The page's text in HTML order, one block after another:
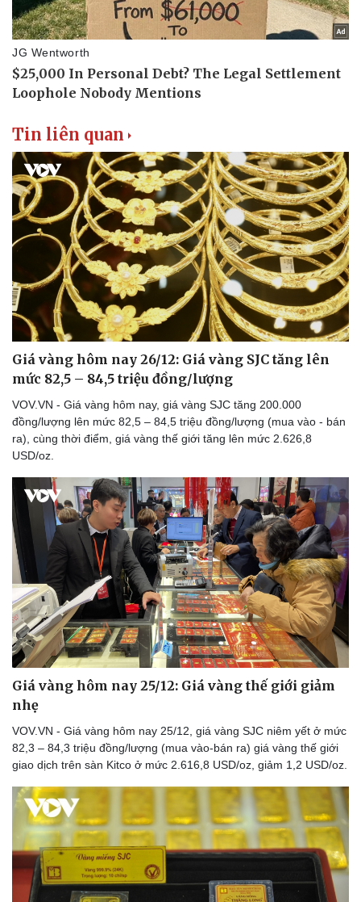
Tin liên quan
Giá vàng hôm nay 26/12: Giá vàng SJC tăng lên
mức 82,5 – 84,5 triệu đồng/lượng
VOV.VN - Giá vàng hôm nay, giá vàng SJC tăng 200.000
đồng/lượng lên mức 82,5 – 84,5 triệu đồng/lượng (mua vào - bán
ra), cùng thời điểm, giá vàng thế giới tăng lên mức 2.626,8
USD/oz.
Giá vàng hôm nay 25/12: Giá vàng thế giới giảm
nhẹ
VOV.VN - Giá vàng hôm nay 25/12, giá vàng SJC niêm yết ở mức
82,3 – 84,3 triệu đồng/lượng (mua vào-bán ra) giá vàng thế giới
giao dịch trên sàn Kitco ở mức 2.616,8 USD/oz, giảm 1,2 USD/oz.